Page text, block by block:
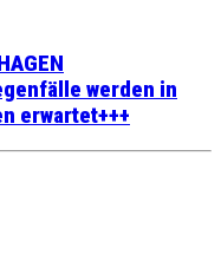
werden in
erwartet+++